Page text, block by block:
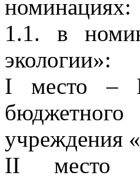
номинациях:
1.1. в
экологии»:
I место –
учреждения
II место –